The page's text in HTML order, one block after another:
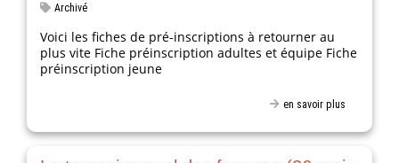
Archivé
Voici les fiches de pré-inscriptions à retourner au
plus vite Fiche préinscription adultes et équipe Fiche
préinscription jeune
en savoir plus